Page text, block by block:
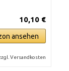
10,10 €
ansehen
Versandkosten